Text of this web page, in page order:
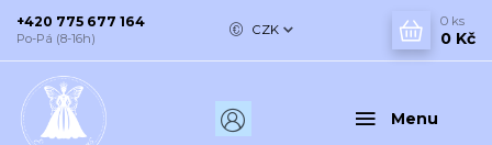
Menu
CZK
+420 775 677 164
Po-Pá (8-16h)
0 ks
0 Kč